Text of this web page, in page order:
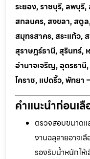
ระยอง, ราชบุรี, ลพบุรี,
สกลนคร, สงขลา, สตู
สมุทรสาคร, สระแก้ว,
สุราษฎร์ธานี, สุรินทร์,
อำนาจเจริญ, อุดรธา
โคราช, แปดริ้ว, พัทย
คำแนะนำก่อนเ
ตรวจสอบขนาดแ
งานฉลุลายอาจเ
รองรับน้ำหนักให้